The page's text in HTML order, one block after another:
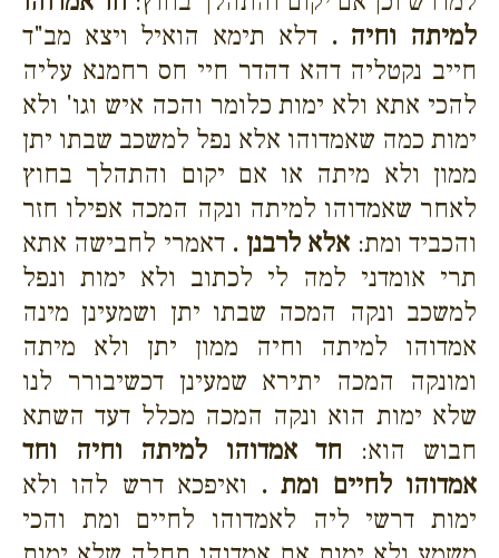
למיתה וחיה . דלא תימא הואיל ויצא מב"ד
חייב נקטליה דהא דהדר חיי חס רחמנא עליה
להכי אתא ולא ימות כלומר והכה איש וגו' ולא
ימות כמה שאמדוהו אלא נפל למשכב שבתו יתן
ממון ולא מיתה או אם יקום והתהלך בחוץ
לאחר שאמדוהו למיתה ונקה המכה אפילו חזר
והכביד ומת: אלא לרבנן . דאמרי לחבישה אתא
תרי אומדני למה לי לכתוב ולא ימות ונפל
למשכב ונקה המכה שבתו יתן ושמעינן מינה
אמדוהו למיתה וחיה ממון יתן ולא מיתה
ומונקה המכה יתירא שמעינן דכשיבורר לנו
שלא ימות הוא ונקה המכה מכלל דעד השתא
חבוש הוא: חד אמדוהו למיתה וחיה וחד
אמדוהו לחיים ומת . ואיפכא דרש להו ולא
ימות דרשי ליה לאמדוהו לחיים ומת והכי